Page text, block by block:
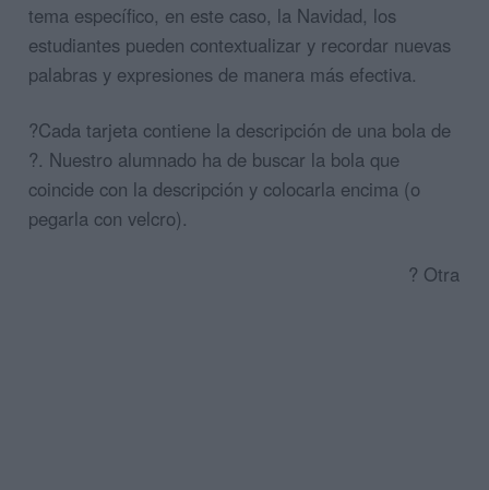
tema específico, en este caso, la Navidad, los
estudiantes pueden contextualizar y recordar nuevas
palabras y expresiones de manera más efectiva.
?Cada tarjeta contiene la descripción de una bola de
?. Nuestro alumnado ha de buscar la bola que
coincide con la descripción y colocarla encima (o
pegarla con velcro).
? Otra